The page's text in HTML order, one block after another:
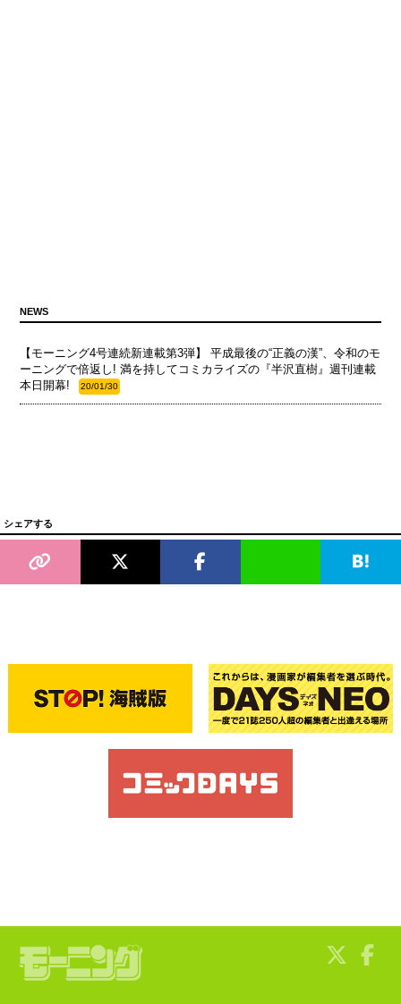
NEWS
【モーニング4号連続新連載第3弾】 平成最後の“正義の漢”、令和のモ
ーニングで倍返し! 満を持してコミカライズの『半沢直樹』週刊連載
本日開幕!
20/01/30
シェアする